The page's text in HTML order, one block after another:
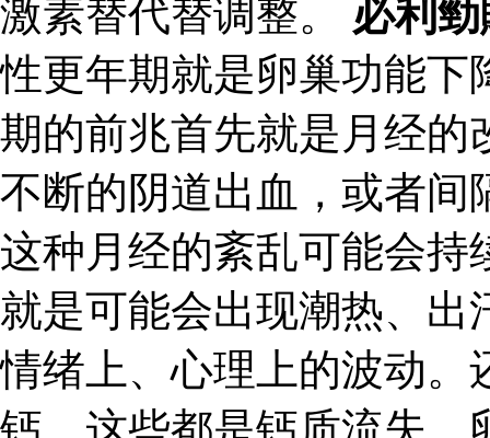
激素替代替调整。 必利
性更年期就是卵巢功能下
期的前兆首先就是月经的
不断的阴道出血，或者间
这种月经的紊乱可能会持
就是可能会出现潮热、出
情绪上、心理上的波动。
钙，这些都是钙质流失、